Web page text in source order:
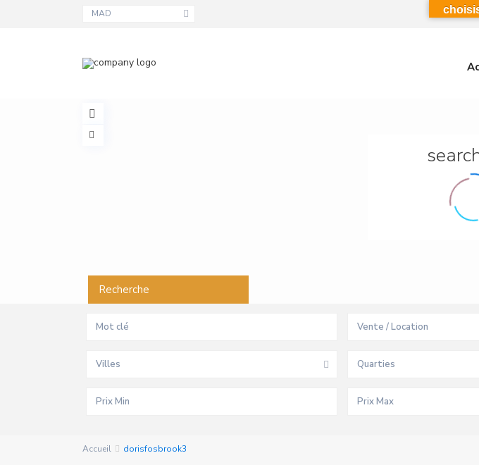
MAD
Recherche
Vente / Location
Villes Quarties
Accueil dorisfosbrook3